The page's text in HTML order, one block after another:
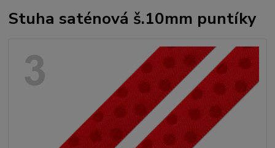
Stuha saténová š.10mm puntíky